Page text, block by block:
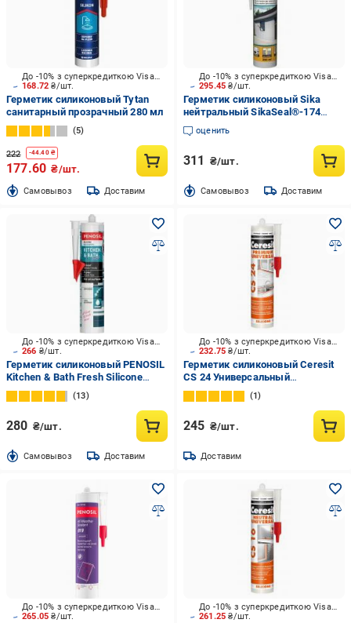
168.72₴/шт.
До -10% з суперкредиткою Visa Вигода
Герметик силиконовый Tytan
санитарный прозрачный 280 мл
5
222 -44.40₴
177.60 ₴/шт.
Cамовывоз Доставим
295.45₴/шт.
До -10% з суперкредиткою Visa Вигода
Герметик силиконовый Sika
нейтральный SikaSeal®-174
Construction прозрачный 300 мл
0,3 кг
оценить
311 ₴/шт.
Cамовывоз Доставим
266 ₴/шт.
До -10% з суперкредиткою Visa Вигода
Герметик силиконовый PENOSIL
Kitchen & Bath Fresh Silicone
Sealant H4151 прозрачный 280
мл
13
280 ₴/шт.
Cамовывоз Доставим
232.75₴/шт.
До -10% з суперкредиткою Visa Вигода
Герметик силиконовый Ceresit
CS 24 Универсальный
прозрачный 280 мл
1
245 ₴/шт.
Доставим
265.05₴/шт.
До -10% з суперкредиткою Visa Вигода
261.25₴/шт.
До -10% з суперкредиткою Visa Вигода